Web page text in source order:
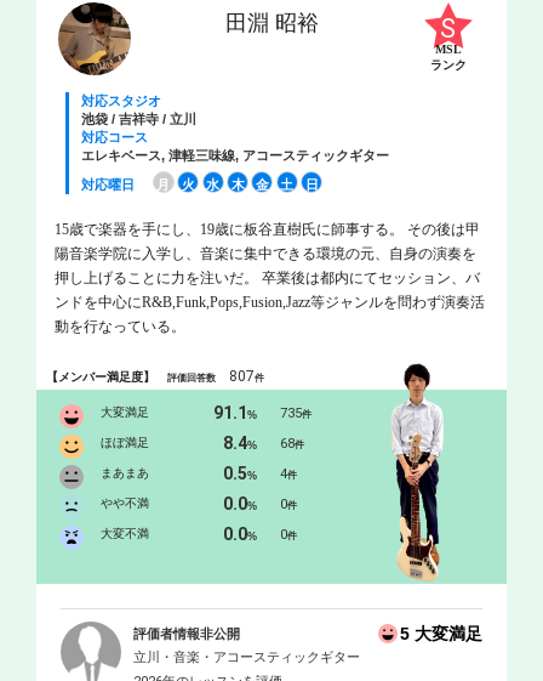
田淵 昭裕
MSL
ランク
対応スタジオ
池袋 / 吉祥寺 / 立川
対応コース
エレキベース, 津軽三味線, アコースティックギター
対応曜日
月 火 水 木 金 土 日
15歳で楽器を手にし、19歳に板谷直樹氏に師事する。 その後は甲
陽音楽学院に入学し、音楽に集中できる環境の元、自身の演奏を
押し上げることに力を注いだ。 卒業後は都内にてセッション、バ
ンドを中心にR&B,Funk,Pops,Fusion,Jazz等ジャンルを問わず演奏活
動を行なっている。
【メンバー満足度】評価回答数 807件
大変満足 91.1% 735件
ほぼ満足 8.4% 68件
まあまあ 0.5% 4件
やや不満 0.0% 0件
大変不満 0.0% 0件
評価者情報非公開 5 大変満足
立川・音楽・アコースティックギター